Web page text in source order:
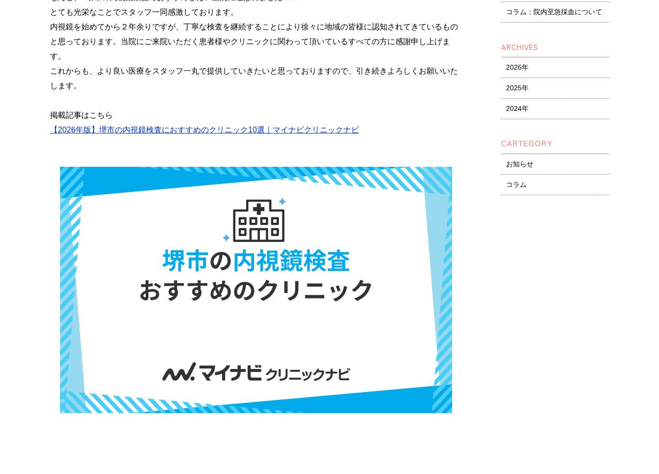
とても光栄なことでスタッフ一同感激しております。
内視鏡を始めてから２年余りですが、丁寧な検査を継続することにより徐々に地域の皆様に認知されてきているもの
と思っております。当院にご来院いただく患者様やクリニックに関わって頂いているすべての方に感謝申し上げま
す。
これからも、より良い医療をスタッフ一丸で提供していきたいと思っておりますので、引き続きよろしくお願いいた
します。
掲載記事はこちら
【2026年版】堺市の内視鏡検査におすすめのクリニック10選｜マイナビクリニックナビ
コラム：院内至急採血について
ARCHIVES
2026年
2025年
2024年
CARTEGORY
お知らせ
コラム